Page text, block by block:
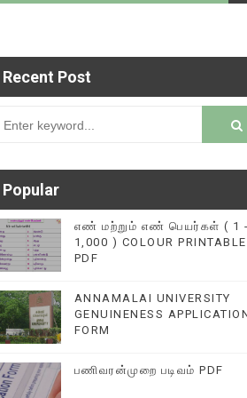
மின்னல் கல்விச்
Recent Post
Popular
எண் மற்றும் எண் பெயர்கள் ( 1 -
1,000 ) COLOUR PRINTABLE
PDF
ANNAMALAI UNIVERSITY
GENUINENESS
FORM
பணிவரன்முறை படிவம் PDF